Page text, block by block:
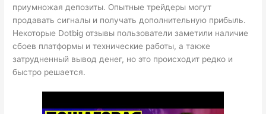
приумножая депозиты. Опытные трейдеры могут
продавать сигналы и получать дополнительную прибыль.
Некоторые Dotbig отзывы пользователи заметили наличие
сбоев платформы и технические работы, а также
затрудненный вывод денег, но это происходит редко и
быстро решается.